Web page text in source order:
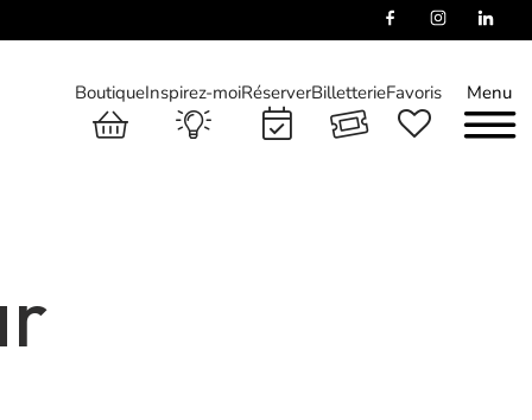
Menu
BoutiqueInspirez-moiRéserverBilletterieFavoris